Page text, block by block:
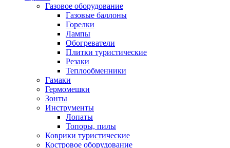
Газовое оборудование
Газовые баллоны
Горелки
Лампы
Обогреватели
Плитки туристические
Резаки
Теплообменники
Гамаки
Гермомешки
Зонты
Инструменты
Лопаты
Топоры, пилы
Коврики туристические
Костровое оборудование